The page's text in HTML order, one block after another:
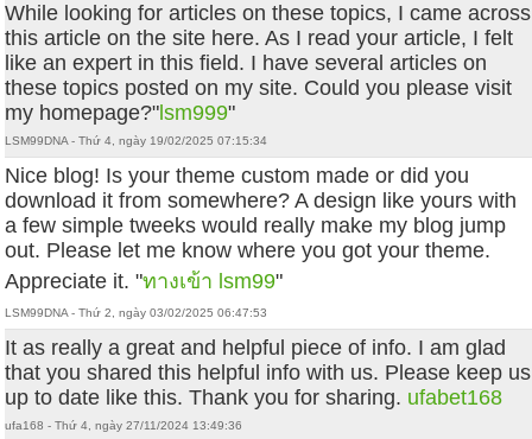
While looking for articles on these topics, I came across
this article on the site here. As I read your article, I felt
like an expert in this field. I have several articles on
these topics posted on my site. Could you please visit
my homepage?" lsm999"
LSM99DNA - Thứ 4, ngày 19/02/2025 07:15:34
Nice blog! Is your theme custom made or did you
download it from somewhere? A design like yours with
a few simple tweeks would really make my blog jump
out. Please let me know where you got your theme.
Appreciate it. "ทางเข้า lsm99"
LSM99DNA - Thứ 2, ngày 03/02/2025 06:47:53
It as really a great and helpful piece of info. I am glad
that you shared this helpful info with us. Please keep us
up to date like this. Thank you for sharing. ufabet168
ufa168 - Thứ 4, ngày 27/11/2024 13:49:36